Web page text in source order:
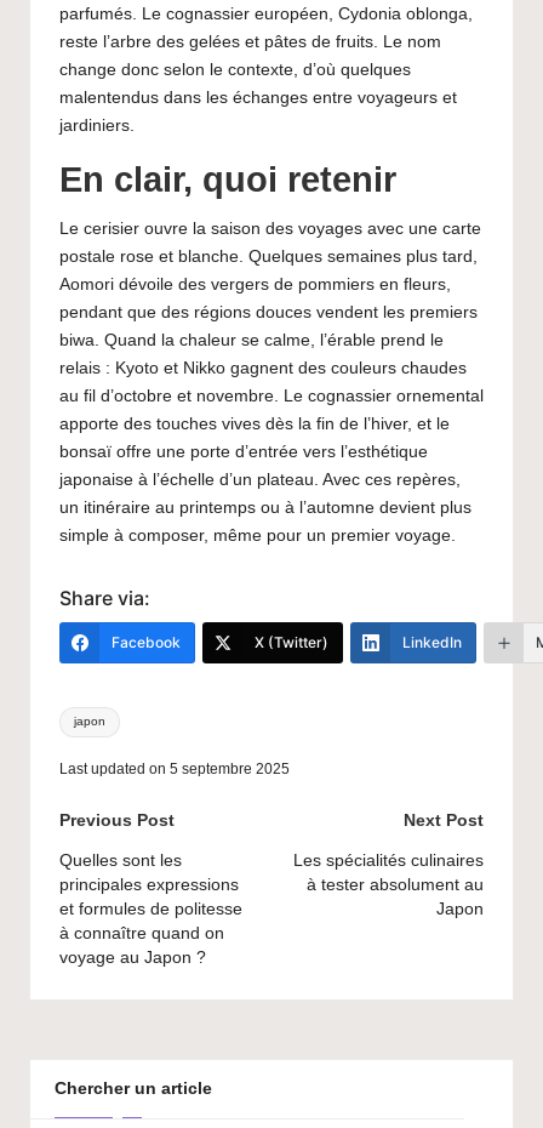
parfumés. Le cognassier européen, Cydonia oblonga,
reste l’arbre des gelées et pâtes de fruits. Le nom
change donc selon le contexte, d’où quelques
malentendus dans les échanges entre voyageurs et
jardiniers.
En clair, quoi retenir
Le cerisier ouvre la saison des voyages avec une carte
postale rose et blanche. Quelques semaines plus tard,
Aomori dévoile des vergers de pommiers en fleurs,
pendant que des régions douces vendent les premiers
biwa. Quand la chaleur se calme, l’érable prend le
relais : Kyoto et Nikko gagnent des couleurs chaudes
au fil d’octobre et novembre. Le cognassier ornemental
apporte des touches vives dès la fin de l’hiver, et le
bonsaï offre une porte d’entrée vers l’esthétique
japonaise à l’échelle d’un plateau. Avec ces repères,
un itinéraire au printemps ou à l’automne devient plus
simple à composer, même pour un premier voyage.
Share via:
Facebook X (Twitter) LinkedIn
Tags:
japon
Last updated on 5 septembre 2025
Post
navigation
Previous Post
Quelles sont les
principales expressions
et formules de politesse
à connaître quand on
voyage au Japon ?
Next Post
Les spécialités culinaires
à tester absolument au
Japon
Chercher un article